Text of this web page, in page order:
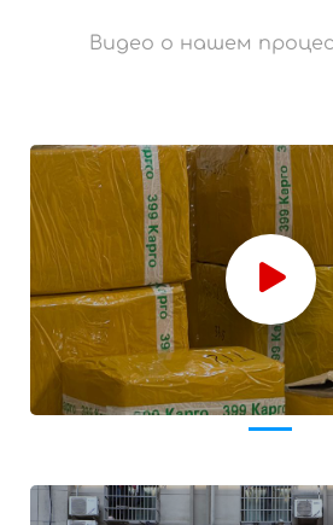
Видео о нашем